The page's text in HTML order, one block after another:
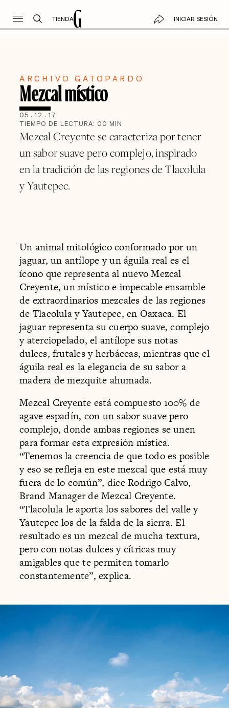
TIENDA INICIAR SESIÓN
ARCHIVO GATOPARDO
Mezcal místico
05 . 12 . 17
TIEMPO DE LECTURA: 00 MIN
Mezcal Creyente se caracteriza por tener
un sabor suave pero complejo, inspirado
en la tradición de las regiones de Tlacolula
y Yautepec.
Un animal mitológico conformado por un
jaguar, un antílope y un águila real es el
ícono que representa al nuevo Mezcal
Creyente, un místico e impecable ensamble
de extraordinarios mezcales de las regiones
de Tlacolula y Yautepec, en Oaxaca. El
jaguar representa su cuerpo suave, complejo
y aterciopelado, el antílope sus notas
dulces, frutales y herbáceas, mientras que el
águila real es la elegancia de su sabor a
madera de mezquite ahumada.
Mezcal Creyente está compuesto 100% de
agave espadín, con un sabor suave pero
complejo, donde ambas regiones se unen
para formar esta expresión mística.
“Tenemos la creencia de que todo es posible
y eso se refleja en este mezcal que está muy
fuera de lo común”, dice Rodrigo Calvo,
Brand Manager de Mezcal Creyente.
“Tlacolula le aporta los sabores del valle y
Yautepec los de la falda de la sierra. El
resultado es un mezcal de mucha textura,
pero con notas dulces y cítricas muy
amigables que te permiten tomarlo
constantemente”, explica.